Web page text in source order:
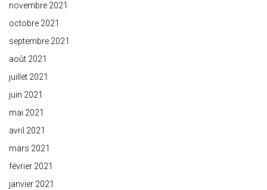
novembre 2021
octobre 2021
septembre 2021
août 2021
juillet 2021
juin 2021
mai 2021
avril 2021
mars 2021
février 2021
janvier 2021